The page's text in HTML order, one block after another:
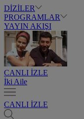
DİZİLER
PROGRAMLAR
YAYIN AKIŞI
CANLI İZLE
İki Aile
CANLI İZLE